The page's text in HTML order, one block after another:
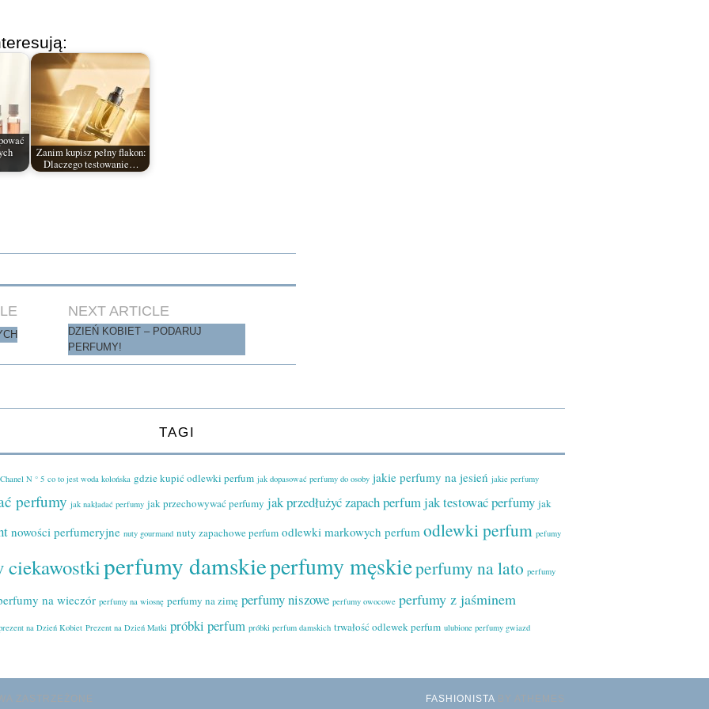
Zanim kupisz pełny flakon:
Dlaczego testowanie…
NEXT ARTICLE
DZIEŃ KOBIET – PODARUJ
PERFUMY!
TAGI
Chanel N ° 5 co to jest woda kolońska gdzie kupić odlewki perfum jak dopasować perfumy do osoby jakie perfumy na jesień jakie perfumy
perfumy jak nakładać perfumy jak przechowywać perfumy jak przedłużyć zapach perfumjak testować perfumy jak
nowości perfumeryjne nuty gourmand nuty zapachowe perfum odlewki markowych perfum odlewki perfum pefumy
ciekawostkiperfumy damskieperfumy męskieperfumy na lato perfumy
na wieczór perfumy na wiosnę perfumy na zimę perfumy niszowe perfumy owocowe perfumy z jaśminem
na Dzień Kobiet Prezent na Dzień Matki próbki perfum próbki perfum damskich trwałość odlewek perfum ulubione perfumy gwiazd
ZASTRZEŻONE FASHIONISTA BY ATHEMES